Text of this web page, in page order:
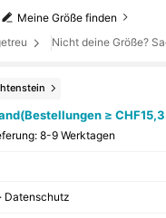
Meine Größe finden
Nicht deine Größe?
≥
8-9 Werktagen
Datenschutz